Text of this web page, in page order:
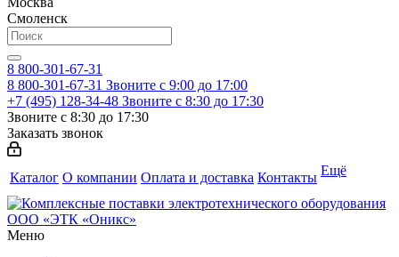
Смоленск
8 800-301-67-31
8 800-301-67-31 Звоните с 9:00 до 17:00
+7 (495) 128-34-48 Звоните с 8:30 до 17:30
Звоните с 8:30 до 17:30
Заказать звонок
Каталог О компании Оплата и доставка Контакты Ещё
Меню